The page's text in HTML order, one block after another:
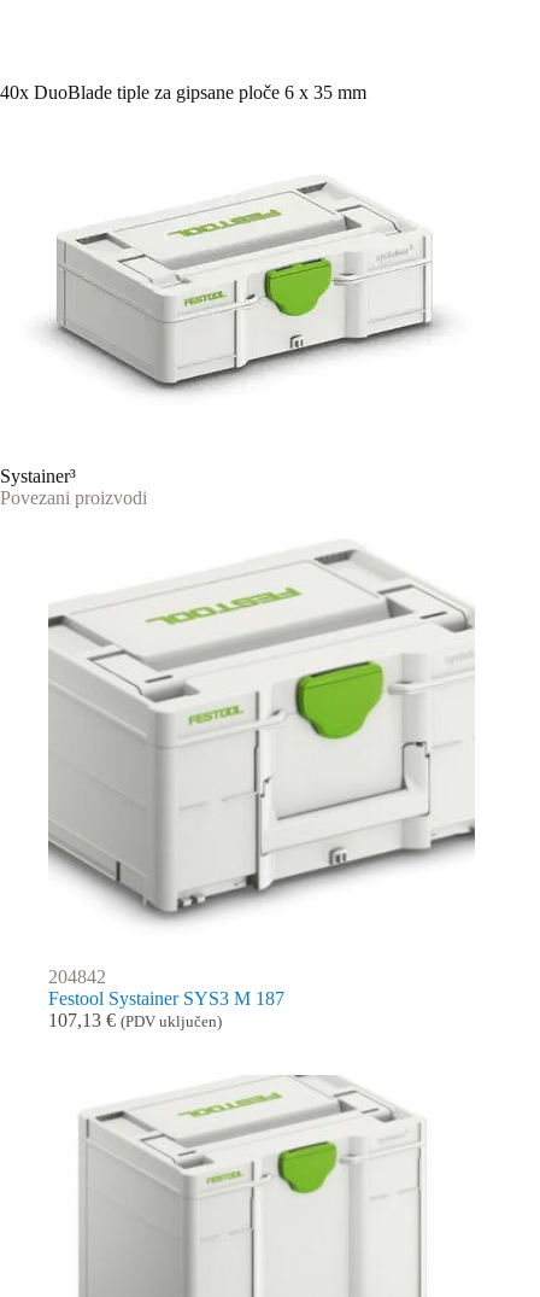
40x DuoBlade tiple za gipsane ploče 6 x 35 mm
Systainer³
Povezani proizvodi
204842
Festool Systainer SYS3 M 187
107,13 € (PDV uključen)